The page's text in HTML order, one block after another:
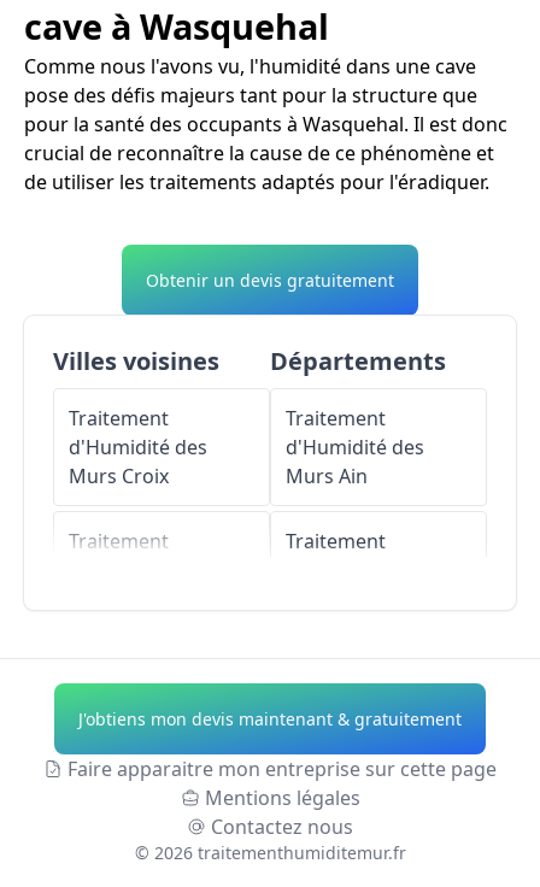
cave à Wasquehal
Comme nous l'avons vu, l'humidité dans une cave
pose des défis majeurs tant pour la structure que
pour la santé des occupants à Wasquehal. Il est donc
crucial de reconnaître la cause de ce phénomène et
de utiliser les traitements adaptés pour l'éradiquer.
Obtenir un devis gratuitement
Villes voisines
Traitement
d'Humidité des
Murs Croix
Traitement
Traitement
d'Humidité des
MursRoubaix
d'Humidité des
Départements
Traitement
d'Humidité des
Murs Ain
Traitement
Traitement
d'Humidité des
Murs Allier
Traitement
d'Humidité des
MursAlpes-de-
J'obtiens mon devis maintenant & gratuitement
Faire apparaitre mon entreprise sur cette page
Mentions légales
Contactez nous
© 2026 traitementhumiditemur.fr